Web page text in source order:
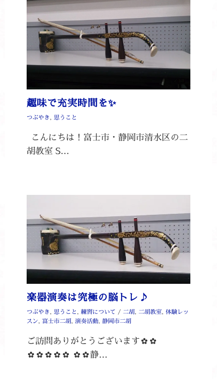
趣味で充実時間を✨
つぶやき, 思うこと
こんにちは！富士市・静岡市清水区の二
胡教室 S…
楽器演奏は究極の脳トレ♪
つぶやき, 思うこと, 練習について / 二胡, 二胡教室, 体験レッ
スン, 富士市二胡, 演奏活動, 静岡市二胡
ご訪問ありがとうございます✿✿
✿✿✿✿✿ ✿✿静…